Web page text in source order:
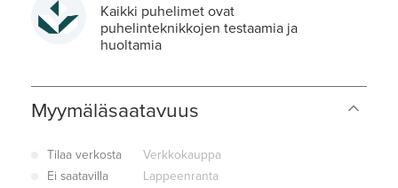
Kaikki puhelimet ovat
puhelinteknikkojen testaamia ja
huoltamia
Myymäläsaatavuus
Tilaa verkosta
Verkkokauppa
Ei saatavilla
Lappeenranta